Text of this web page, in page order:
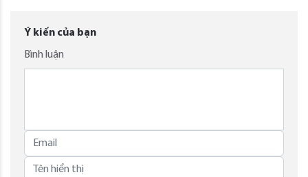
Ý kiến của bạn
Bình luận